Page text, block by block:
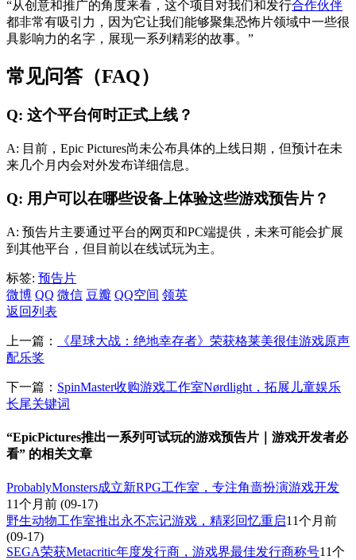
“从创意和推广的角度来看，这个项目对我们和发行合作伙伴
都非常有吸引力，因为它让我们能够聚集恐怖片领域中一些很
具影响力的名字，展现一系列精彩的故事。”
常见问答（FAQ）
Q: 这个平台何时正式上线？
A: 目前，Epic Pictures尚未公布具体的上线日期，但预计在未
来几个月内会对外发布详细信息。
Q: 用户可以在哪些设备上体验这些游戏预告片？
A: 预告片主要通过平台的网页和PC端提供，未来可能会扩展
到其他平台，但目前以在线试玩为主。
标签: 预告片
微博 QQ 微信 豆瓣 QQ空间 领英
返回列表
上一篇：
《星球大战：绝地幸存者》荣获格莱美很佳游戏原声
配乐奖
下一篇： SpinMaster收购游戏工作室Nørdlight，拓展儿童娱乐
长尾关键词
“EpicPictures推出一系列可试玩的游戏预告片｜游戏开发者必
看” 的相关文章
ProbablyMonsters成立新RPG工作室，专注角啬扮演游戏开发
11个月前 (09-17)
野生动物工作室推出永不忘记游戏，精彩回忆重启11个月前
(09-17)
SEGA荣获Metacritic年度发行商，游戏界最佳发行商称号11个